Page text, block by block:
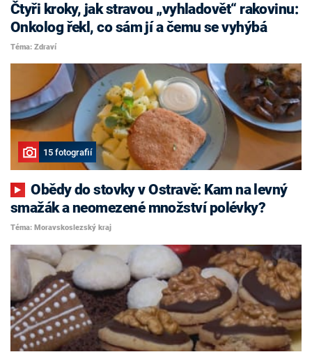
Čtyři kroky, jak stravou „vyhladovět“ rakovinu:
Onkolog řekl, co sám jí a čemu se vyhýbá
Téma: Zdraví
15 fotografií
Obědy do stovky v Ostravě: Kam na levný
smažák a neomezené množství polévky?
Téma: Moravskoslezský kraj